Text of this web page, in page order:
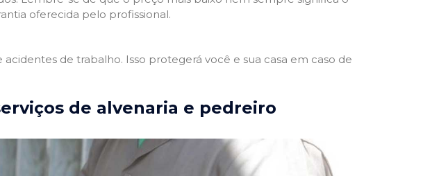
oferecida pelo profissional.
de trabalho. Isso protegerá você e sua casa em caso de
de alvenaria e pedreiro